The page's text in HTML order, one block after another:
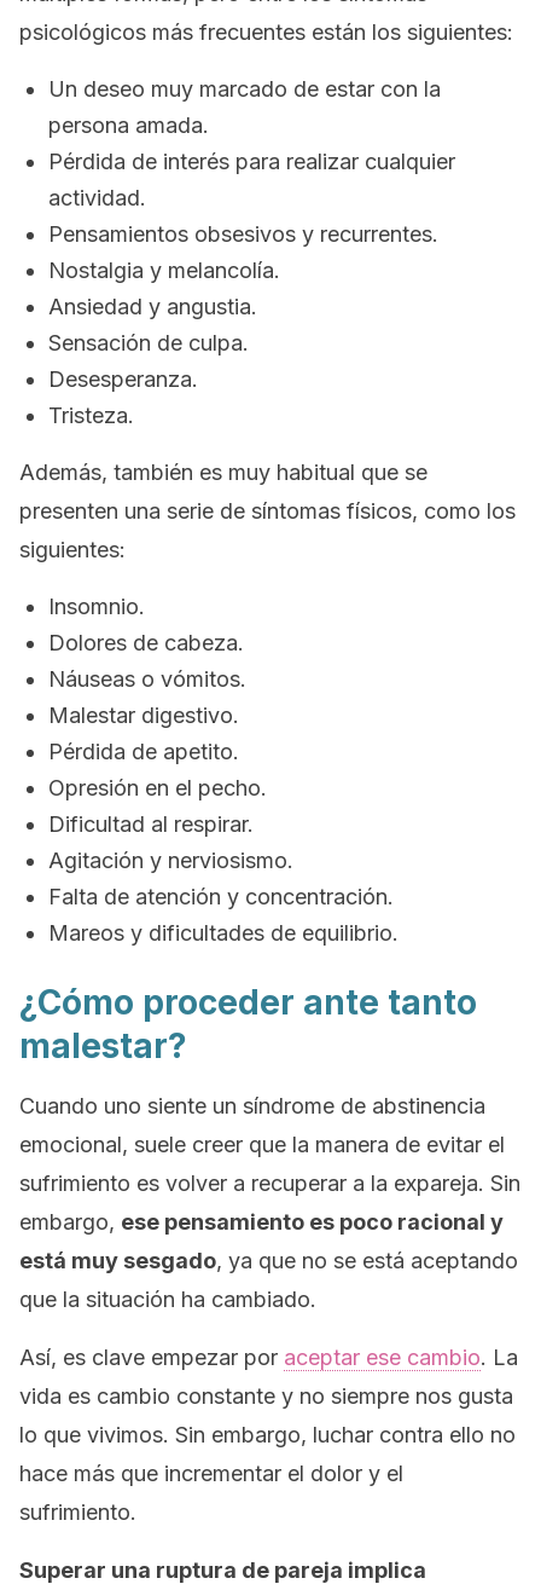
psicológicos más frecuentes están los siguientes:
Un deseo muy marcado de estar con la
persona amada.
Pérdida de interés para realizar cualquier
actividad.
Pensamientos obsesivos y recurrentes.
Nostalgia y melancolía.
Ansiedad y angustia.
Sensación de culpa.
Desesperanza.
Tristeza.
Además, también es muy habitual que se
presenten una serie de síntomas físicos, como los
siguientes:
Insomnio.
Dolores de cabeza.
Náuseas o vómitos.
Malestar digestivo.
Pérdida de apetito.
Opresión en el pecho.
Dificultad al respirar.
Agitación y nerviosismo.
Falta de atención y concentración.
Mareos y dificultades de equilibrio.
¿Cómo proceder ante tanto
malestar?
Cuando uno siente un síndrome de abstinencia
emocional, suele creer que la manera de evitar el
sufrimiento es volver a recuperar a la expareja. Sin
embargo, ese pensamiento es poco racional y
está muy sesgado, ya que no se está aceptando
que la situación ha cambiado.
Así, es clave empezar por aceptar ese cambio. La
vida es cambio constante y no siempre nos gusta
lo que vivimos. Sin embargo, luchar contra ello no
hace más que incrementar el dolor y el
sufrimiento.
Superar una ruptura de pareja implica